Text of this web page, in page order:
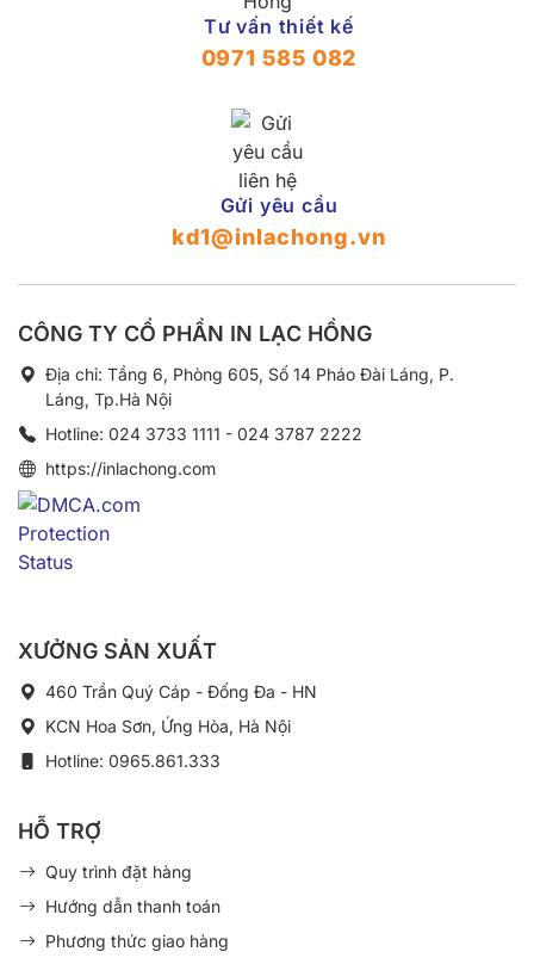
Tư vấn thiết kế
0971 585 082
Gửi yêu cầu
kd1@inlachong.vn
CÔNG TY CỔ PHẦN IN LẠC HỒNG
Địa chỉ: Tầng 6, Phòng 605, Số 14 Pháo Đài Láng, P.
Láng, Tp.Hà Nội
Hotline: 024 3733 1111 - 024 3787 2222
https://inlachong.com
XƯỞNG SẢN XUẤT
460 Trần Quý Cáp - Đống Đa - HN
KCN Hoa Sơn, Ứng Hòa, Hà Nội
Hotline: 0965.861.333
HỖ TRỢ
Quy trình đặt hàng
Hướng dẫn thanh toán
Phương thức giao hàng